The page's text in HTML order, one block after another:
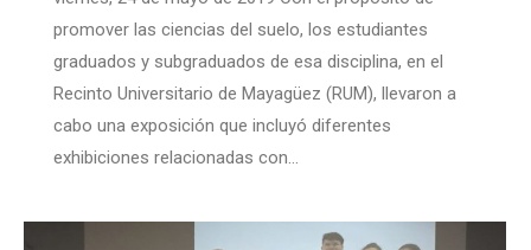
promover las ciencias del suelo, los estudiantes
graduados y subgraduados de esa disciplina, en el
Recinto Universitario de Mayagüez (RUM), llevaron a
cabo una exposición que incluyó diferentes
exhibiciones relacionadas con…